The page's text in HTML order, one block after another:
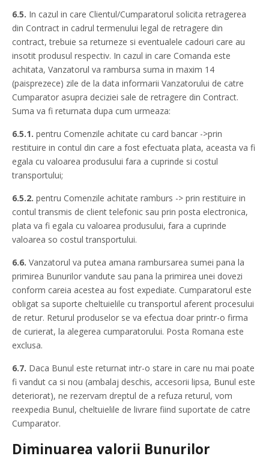
6.5. In cazul in care Clientul/Cumparatorul solicita retragerea
din Contract in cadrul termenului legal de retragere din
contract, trebuie sa returneze si eventualele cadouri care au
insotit produsul respectiv. In cazul in care Comanda este
achitata, Vanzatorul va rambursa suma in maxim 14
(paisprezece) zile de la data informarii Vanzatorului de catre
Cumparator asupra deciziei sale de retragere din Contract.
Suma va fi returnata dupa cum urmeaza:
6.5.1. pentru Comenzile achitate cu card bancar ->prin
restituire in contul din care a fost efectuata plata, aceasta va fi
egala cu valoarea produsului fara a cuprinde si costul
transportului;
6.5.2. pentru Comenzile achitate ramburs -> prin restituire in
contul transmis de client telefonic sau prin posta electronica,
plata va fi egala cu valoarea produsului, fara a cuprinde
valoarea so costul transportului.
6.6. Vanzatorul va putea amana rambursarea sumei pana la
primirea Bunurilor vandute sau pana la primirea unei dovezi
conform careia acestea au fost expediate. Cumparatorul este
obligat sa suporte cheltuielile cu transportul aferent procesului
de retur. Returul produselor se va efectua doar printr-o firma
de curierat, la alegerea cumparatorului. Posta Romana este
exclusa.
6.7. Daca Bunul este returnat intr-o stare in care nu mai poate
fi vandut ca si nou (ambalaj deschis, accesorii lipsa, Bunul este
deteriorat), ne rezervam dreptul de a refuza returul, vom
reexpedia Bunul, cheltuielile de livrare fiind suportate de catre
Cumparator.
Diminuarea valorii Bunurilor